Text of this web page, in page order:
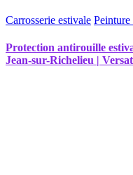
Carrosserie estivale
Protection antirouille
Jean-sur-Richelieu |